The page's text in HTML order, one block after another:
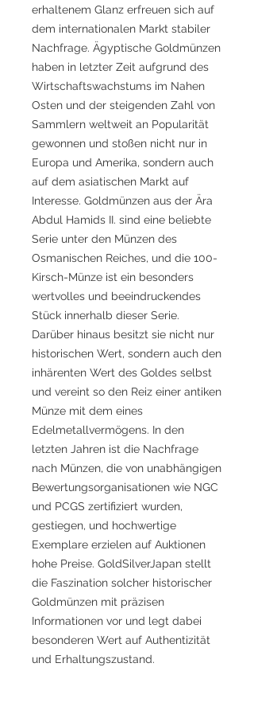
erhaltenem Glanz erfreuen sich auf
dem internationalen Markt stabiler
Nachfrage. Ägyptische Goldmünzen
haben in letzter Zeit aufgrund des
Wirtschaftswachstums im Nahen
Osten und der steigenden Zahl von
Sammlern weltweit an Popularität
gewonnen und stoßen nicht nur in
Europa und Amerika, sondern auch
auf dem asiatischen Markt auf
Interesse. Goldmünzen aus der Ära
Abdul Hamids II. sind eine beliebte
Serie unter den Münzen des
Osmanischen Reiches, und die 100-
Kirsch-Münze ist ein besonders
wertvolles und beeindruckendes
Stück innerhalb dieser Serie.
Darüber hinaus besitzt sie nicht nur
historischen Wert, sondern auch den
inhärenten Wert des Goldes selbst
und vereint so den Reiz einer antiken
Münze mit dem eines
Edelmetallvermögens. In den
letzten Jahren ist die Nachfrage
nach Münzen, die von unabhängigen
Bewertungsorganisationen wie NGC
und PCGS zertifiziert wurden,
gestiegen, und hochwertige
Exemplare erzielen auf Auktionen
hohe Preise. GoldSilverJapan stellt
die Faszination solcher historischer
Goldmünzen mit präzisen
Informationen vor und legt dabei
besonderen Wert auf Authentizität
und Erhaltungszustand.